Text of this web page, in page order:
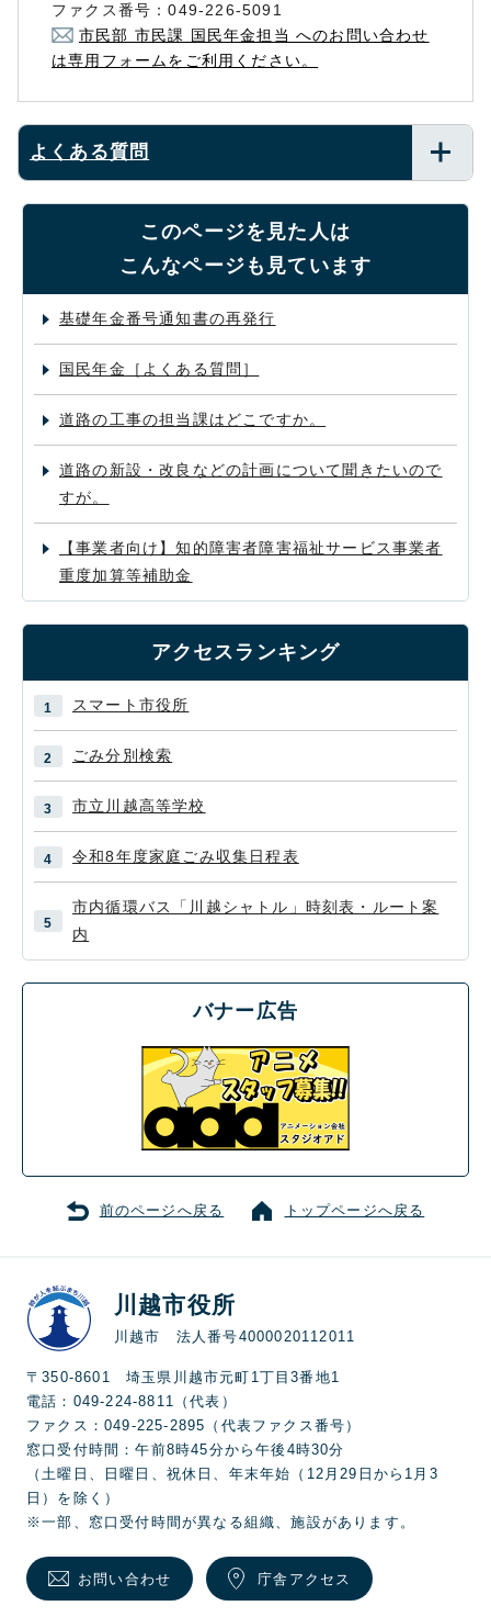
ファクス番号：049-226-5091
市民部 市民課 国民年金担当 へのお問い合わせ
は専用フォームをご利用ください。
よくある質問
このページを見た人は
こんなページも見ています
基礎年金番号通知書の再発行
国民年金［よくある質問］
道路の工事の担当課はどこですか。
道路の新設・改良などの計画について聞きたいので
すが。
【事業者向け】知的障害者障害福祉サービス事業者
重度加算等補助金
アクセスランキング
スマート市役所
ごみ分別検索
市立川越高等学校
令和8年度家庭ごみ収集日程表
市内循環バス「川越シャトル」時刻表・ルート案
内
バナー広告
前のページへ戻る トップページへ戻る
川越市役所
川越市 法人番号4000020112011
〒350-8601 埼玉県川越市元町1丁目3番地1
電話：049-224-8811（代表）
ファクス：049-225-2895（代表ファクス番号）
窓口受付時間：午前8時45分から午後4時30分
（土曜日、日曜日、祝休日、年末年始（12月29日から1月3
日）を除く）
※一部、窓口受付時間が異なる組織、施設があります。
お問い合わせ 庁舎アクセス